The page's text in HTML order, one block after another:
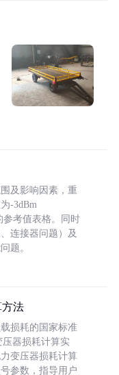
及影响因素，重
-3dBm
参考值表格。同时
连接器问题）及
题。
法
损耗的国家标准
压器损耗计算实
变压器损耗计算
参数，指导用户